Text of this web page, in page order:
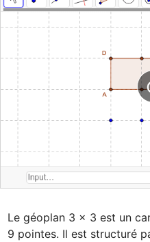
Le géoplan 3 × 3 est un
9 pointes. Il est structuré